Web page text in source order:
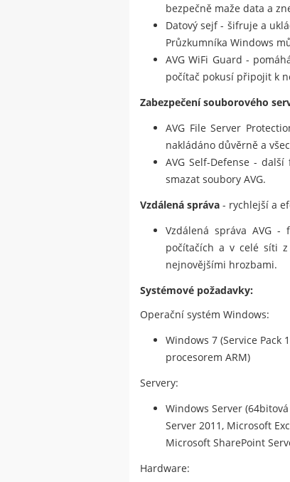
bezpečně maže data a
Datový sejf - šifruje a
Průzkumníka Windows
AVG WiFi Guard -
počítač pokusí připojit k
Zabezpečení souborového
AVG File Server
nakládáno důvěrně a
AVG Self-Defense -
smazat soubory AVG.
Vzdálená správa - rychlejší a
Vzdálená správa AVG -
počítačích a v celé síti
nejnovějšími hrozbami.
Systémové požadavky:
Operační systém Windows:
Windows 7 (Service Pack
procesorem ARM)
Servery:
Windows Server
Server 2011, Microsoft
Microsoft SharePoint
Hardware: